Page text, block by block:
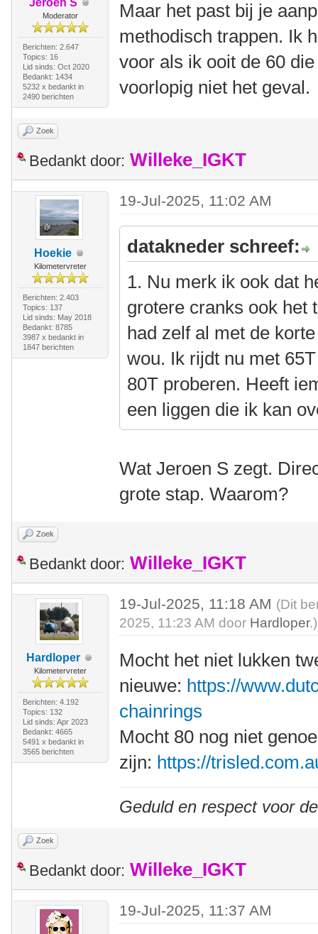
Jeroen S
Moderator
Berichten: 2.647
Topics: 16
Lid sinds: Oct 2020
Bedankt: 1434
5232 x bedankt in
2490 berichten
Maar het past bij je
methodisch trappen. Ik
voor als ik ooit de 60
voorlopig niet het geval.
Zoek
Bedankt door: Willeke_IGKT
Hoekie
Kilometervreter
Berichten: 2.403
Topics: 137
Lid sinds: May 2018
Bedankt: 8785
3987 x bedankt in
1847 berichten
19-Jul-2025, 11:02 AM
datakneder schreef:
1. Nu merk ik ook dat
grotere cranks ook het
had zelf al met de
wou. Ik rijdt nu met
80T proberen. Heeft
een liggen die ik kan
Wat Jeroen S zegt.
grote stap. Waarom?
Zoek
Bedankt door: Willeke_IGKT
Hardloper
Kilometervreter
Berichten: 4.192
Topics: 132
Lid sinds: Apr 2023
Bedankt: 4665
5491 x bedankt in
3565 berichten
19-Jul-2025, 11:18 AM (Dit
2025, 11:23 AM door Hardloper.)
Mocht het niet lukken
nieuwe: https://
chainrings
Mocht 80 nog niet
zijn: https://
Geduld en respect voor
Zoek
Bedankt door: Willeke_IGKT
19-Jul-2025, 11:37 AM